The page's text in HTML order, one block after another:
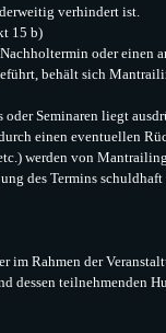
verhindert ist.
15 b)
oder einen
behält sich
oder Seminaren liegt
einen eventuellen
werden von
des Termins schuldhaft
Rahmen der
dessen teilnehmenden